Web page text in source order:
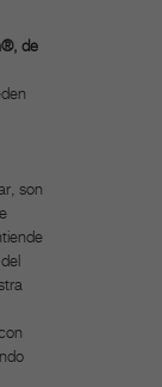
de
son